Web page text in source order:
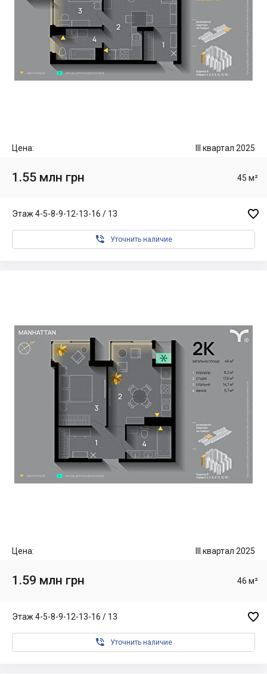
Цена: III квартал 2025
1.55 млн грн 45 м²
Этаж 4-5-8-9-12-13-16 / 13 
 Уточнить наличие
Цена: III квартал 2025
1.59 млн грн 46 м²
Этаж 4-5-8-9-12-13-16 / 13 
 Уточнить наличие